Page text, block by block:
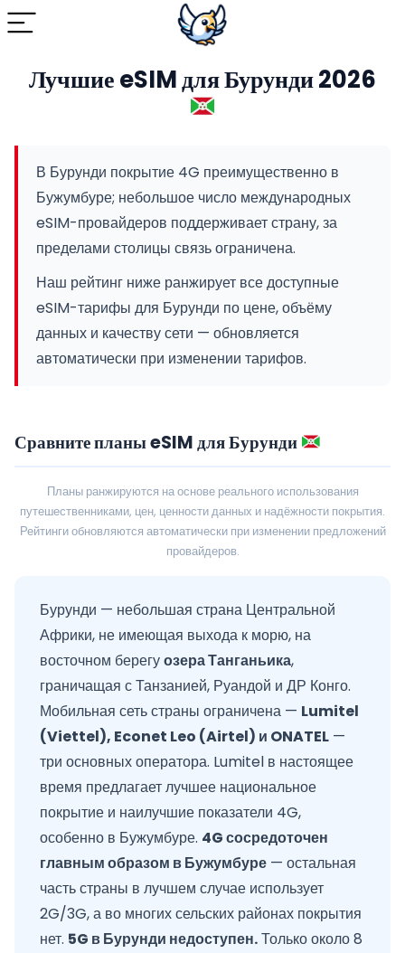
Лучшие eSIM для Бурунди 2026
В Бурунди покрытие 4G преимущественно в
Бужумбуре; небольшое число международных
eSIM-провайдеров поддерживает страну, за
пределами столицы связь ограничена.
Наш рейтинг ниже ранжирует все доступные
eSIM-тарифы для Бурунди по цене, объёму
данных и качеству сети — обновляется
автоматически при изменении тарифов.
Сравните планы eSIM для Бурунди
Планы ранжируются на основе реального использования
путешественниками, цен, ценности данных и надёжности покрытия.
Рейтинги обновляются автоматически при изменении предложений
провайдеров.
Бурунди — небольшая страна Центральной
Африки, не имеющая выхода к морю, на
восточном берегуозера Танганьика,
граничащая с Танзанией, Руандой и ДР Конго.
Мобильная сеть страны ограничена — Lumitel
(Viettel), Econet Leo (Airtel) и ONATEL —
три основных оператора. Lumitel в настоящее
время предлагает лучшее национальное
покрытие и наилучшие показатели 4G,
особенно в Бужумбуре. 4G сосредоточен
главным образом в Бужумбуре — остальная
часть страны в лучшем случае использует
2G/3G, а во многих сельских районах покрытия
нет. 5G в Бурунди недоступен.Только около 8